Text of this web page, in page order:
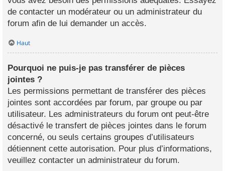
de contacter un modérateur ou un administrateur du
forum afin de lui demander un accès.
Haut
Pourquoi ne puis-je pas transférer de pièces
jointes ?
Les permissions permettant de transférer des pièces
jointes sont accordées par forum, par groupe ou par
utilisateur. Les administrateurs du forum ont peut-être
désactivé le transfert de pièces jointes dans le forum
concerné, ou seuls certains groupes d’utilisateurs
détiennent cette autorisation. Pour plus d’informations,
veuillez contacter un administrateur du forum.